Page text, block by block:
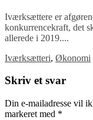
Iværksættere er
konkurrencekraft, det
allerede i 2019....
Iværksætteri, Økonomi
Skriv et svar
Din e-mailadresse vil
markeret med *